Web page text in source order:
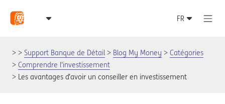
Support Banque de Détail Blog My Money
Catégories
Comprendre l'investissement
Les avantages d’avoir un conseiller en investissement